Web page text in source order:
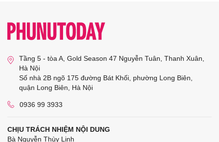
Tầng 5 - tòa A, Gold Season 47 Nguyễn Tuân, Thanh Xuân,
Hà Nội
Số nhà 2B ngõ 175 đường Bát Khối, phường Long Biên,
quận Long Biên, Hà Nội
0936 99 3933
CHỊU TRÁCH NHIỆM NỘI DUNG
Bà Nguyễn Thùy Linh